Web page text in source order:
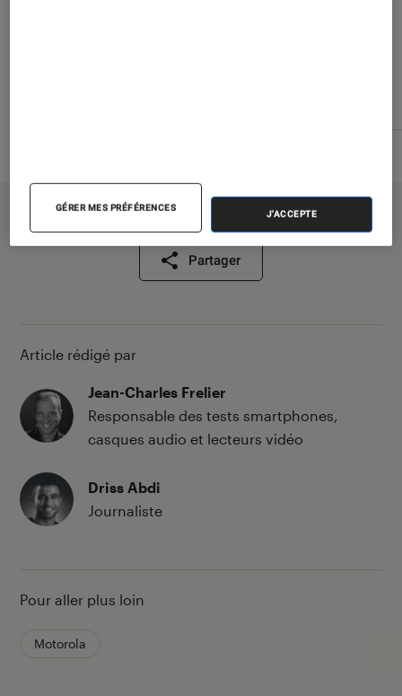
Partager
Article rédigé par
Jean-Charles Frelier
Responsable des tests smartphones,
casques audio et lecteurs vidéo
Driss Abdi
Journaliste
Pour aller plus loin
Motorola
GÉRER MES PRÉFÉRENCES
J'ACCEPTE